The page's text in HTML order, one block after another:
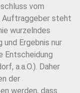
vom
Auftraggeber steht
wurzelndes
und Ergebnis nur
Entscheidung
a.a.O.). Daher
der
werden, dass